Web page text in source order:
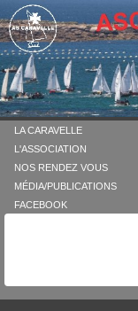
LA CARAVELLE
L'ASSOCIATION
NOS RENDEZ VOUS
MÉDIA/PUBLICATIONS
FACEBOOK